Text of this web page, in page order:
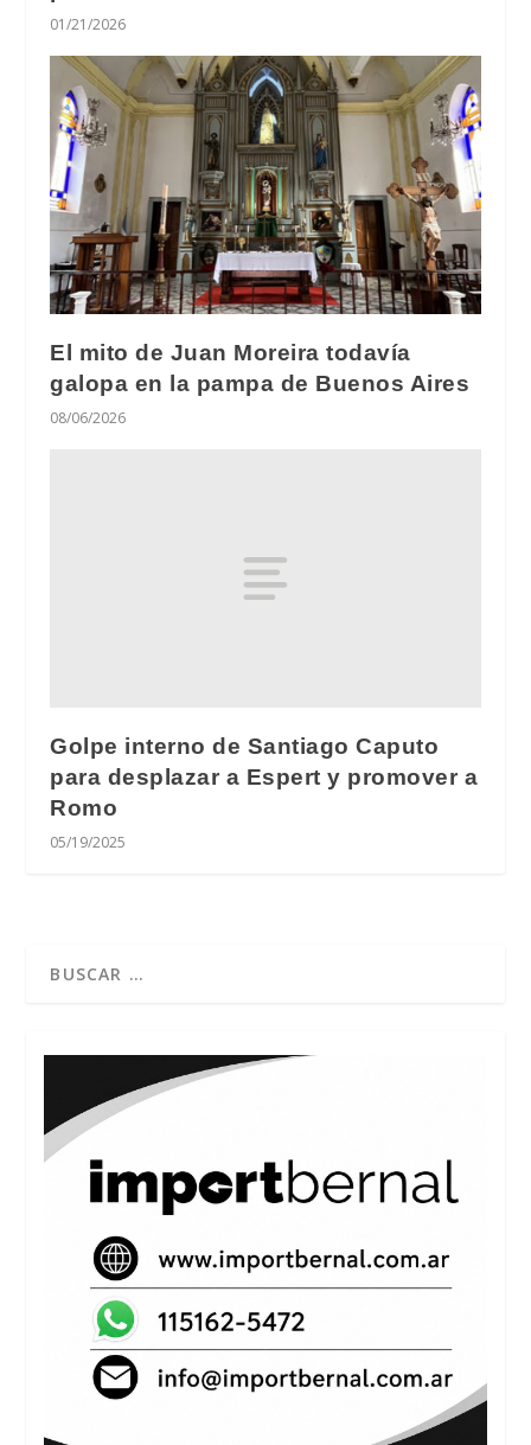
01/21/2026
El mito de Juan Moreira todavía
galopa en la pampa de Buenos Aires
08/06/2026
Golpe interno de Santiago Caputo
para desplazar a Espert y promover a
Romo
05/19/2025